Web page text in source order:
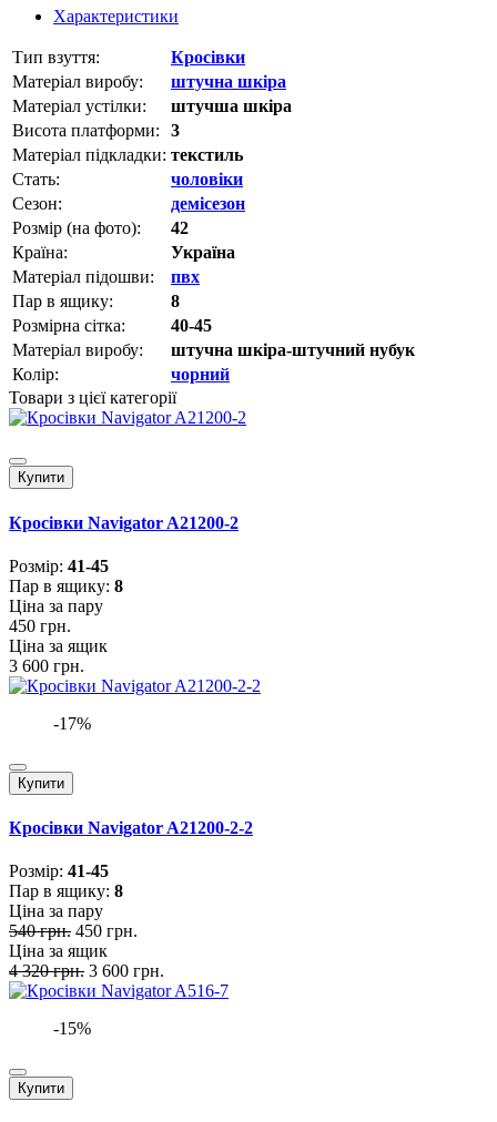
Характеристики
Тип взуття:
Кросівки
Матеріал виробу:
штучна шкіра
Матеріал устілки:
штучша шкіра
Висота платформи:
3
Матеріал підкладки: текстиль
Стать:
чоловіки
Сезон:
демісезон
Розмір (на фото):
42
Країна:
Україна
Матеріал підошви:
пвх
Пар в ящику:
8
Розмірна сітка:
40-45
Матеріал виробу:
штучна шкіра-штучний нубук
Колір:
чорний
Товари з цієї категорії
Купити
Кросівки Navigator A21200-2
Розмiр: 41-45
Пар в ящику: 8
Ціна за пару
450 грн.
Ціна за ящик
3 600 грн.
-17%
Купити
Кросівки Navigator A21200-2-2
Розмiр: 41-45
Пар в ящику: 8
Ціна за пару
540 грн. 450 грн.
Ціна за ящик
4 320 грн. 3 600 грн.
-15%
Купити